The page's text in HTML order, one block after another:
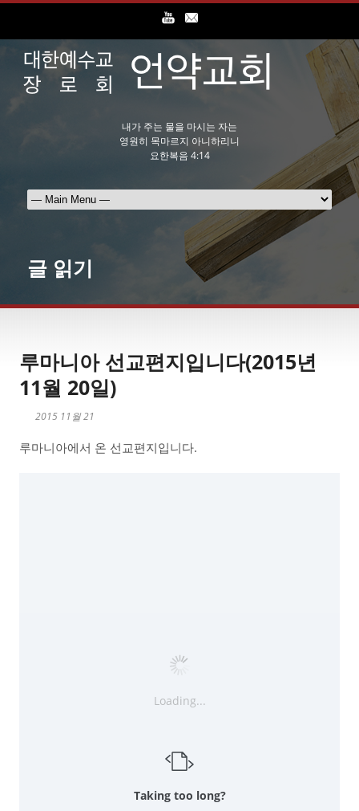
내가 주는 물을 마시는 자는
영원히 목마르지 아니하리니
요한복음 4:14
글 읽기
루마니아 선교편지입니다(2015년
11월 20일)
2015 11월 21
루마니아에서 온 선교편지입니다.
Loading...
Taking too long?